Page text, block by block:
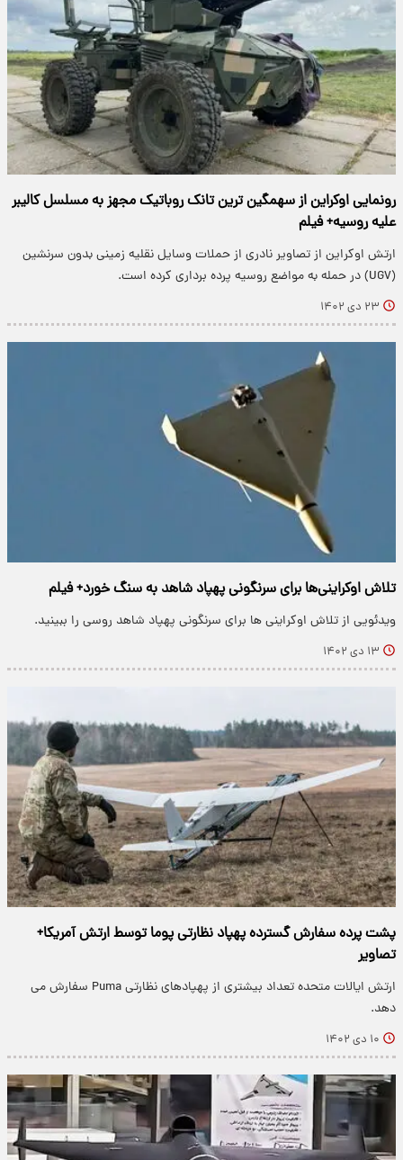
رونمایی اوکراین از سهمگین ترین تانک روباتیک مجهز به مسلسل کالیبر
علیه روسیه+ فیلم
ارتش اوکراین از تصاویر نادری از حملات وسایل نقلیه زمینی بدون سرنشین
(UGV) در حمله به مواضع روسیه پرده برداری کرده است.
۲۳ دی ۱۴۰۲
تلاش اوکراینی‌ها برای سرنگونی پهپاد شاهد به سنگ خورد+ فیلم
ویدئویی از تلاش اوکراینی ها برای سرنگونی پهپاد شاهد روسی را ببینید.
۱۳ دی ۱۴۰۲
پشت پرده سفارش گسترده پهپاد نظارتی پوما توسط ارتش آمریکا+
تصاویر
ارتش ایالات متحده تعداد بیشتری از پهپادهای نظارتی Puma سفارش می
دهد.
۱۰ دی ۱۴۰۲